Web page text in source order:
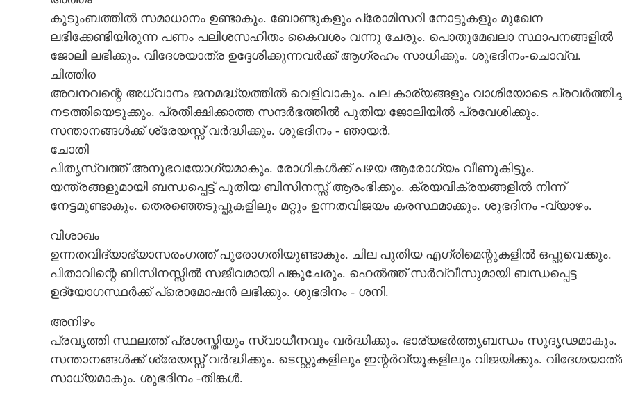
കുടുംബത്തിൽ സമാധാനം ഉണ്ടാകും. ബോണ്ടുകളും പ്രോമിസറി നോട്ടുകളും മുഖേന
ലഭിക്കേണ്ടിയിരുന്ന പണം പലിശസഹിതം കൈവശം വന്നു ചേരും. പൊതുമേഖലാ സ്ഥാപനങ്ങളിൽ
ജോലി ലഭിക്കും. വിദേശയാത്ര ഉദ്ദേശിക്കുന്നവർക്ക് ആഗ്രഹം സാധിക്കും. ശുഭദിനം-ചൊവ്വ.
ചിത്തിര
അവനവന്റെ അധ്വാനം ജനമദ്ധ്യത്തിൽ വെളിവാകും. പല കാര്യങ്ങളും വാശിയോടെ
നടത്തിയെടുക്കും. പ്രതീക്ഷിക്കാത്ത സന്ദർഭത്തിൽ പുതിയ ജോലിയിൽ പ്രവേശിക്കും.
സന്താനങ്ങൾക്ക് ശ്രേയസ്സ് വർദ്ധിക്കും. ശുഭദിനം - ഞായർ.
ചോതി
പിതൃസ്വത്ത് അനുഭവയോഗ്യമാകും. രോഗികൾക്ക് പഴയ ആരോഗ്യം വീണുകിട്ടും.
യന്ത്രങ്ങളുമായി ബന്ധപ്പെട്ട് പുതിയ ബിസിനസ്സ് ആരംഭിക്കും. ക്രയവിക്രയങ്ങളിൽ നിന്ന്
നേട്ടമുണ്ടാകും. തെരഞ്ഞെടുപ്പുകളിലും മറ്റും ഉന്നതവിജയം കരസ്ഥമാക്കും. ശുഭദിനം -വ്യാഴം.
വിശാഖം
ഉന്നതവിദ്യാഭ്യാസരംഗത്ത് പുരോഗതിയുണ്ടാകും. ചില പുതിയ എഗ്രിമെന്റുകളിൽ ഒപ്പുവെക്കും.
പിതാവിന്റെ ബിസിനസ്സിൽ സജീവമായി പങ്കുചേരും. ഹെൽത്ത് സർവ്വീസുമായി ബന്ധപ്പെട്ട
ഉദ്യോഗസ്ഥർക്ക് പ്രൊമോഷൻ ലഭിക്കും. ശുഭദിനം - ശനി.
അനിഴം
പ്രവൃത്തി സ്ഥലത്ത് പ്രശസ്തിയും സ്വാധീനവും വർദ്ധിക്കും. ഭാര്യഭർത്തൃബന്ധം സുദൃഢമാകും.
സന്താനങ്ങൾക്ക് ശ്രേയസ്സ് വർദ്ധിക്കും. ടെസ്റ്റുകളിലും ഇന്റർവ്യൂകളിലും വിജയിക്കും.
സാധ്യമാകും. ശുഭദിനം -തിങ്കൾ.